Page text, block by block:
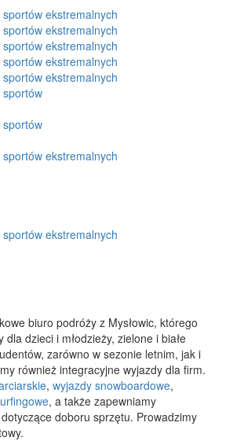
biuro podróży z Mysłowic, którego
dzieci i młodzieży, zielone i białe
zarówno w sezonie letnim, jak i
również integracyjne wyjazdy dla firm.
, wyjazdy snowboardowe,
, a także zapewniamy
doboru sprzętu. Prowadzimy